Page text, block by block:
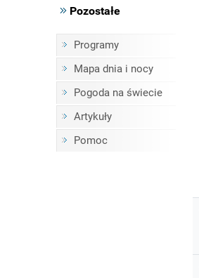
Pozostałe
Programy
Mapa dnia i nocy
Pogoda na świecie
Artykuły
Pomoc